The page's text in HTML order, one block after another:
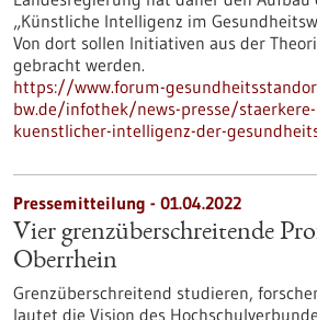
„Künstliche Intelligenz im
Von dort sollen Initiativen aus der
gebracht werden.
https://www.forum-
bw.de/infothek/news-presse/
kuenstlicher-intelligenz-der-
Pressemitteilung - 01.04.2022
Vier grenzüberschreitende
Oberrhein
Grenzüberschreitend studieren,
lautet die Vision des